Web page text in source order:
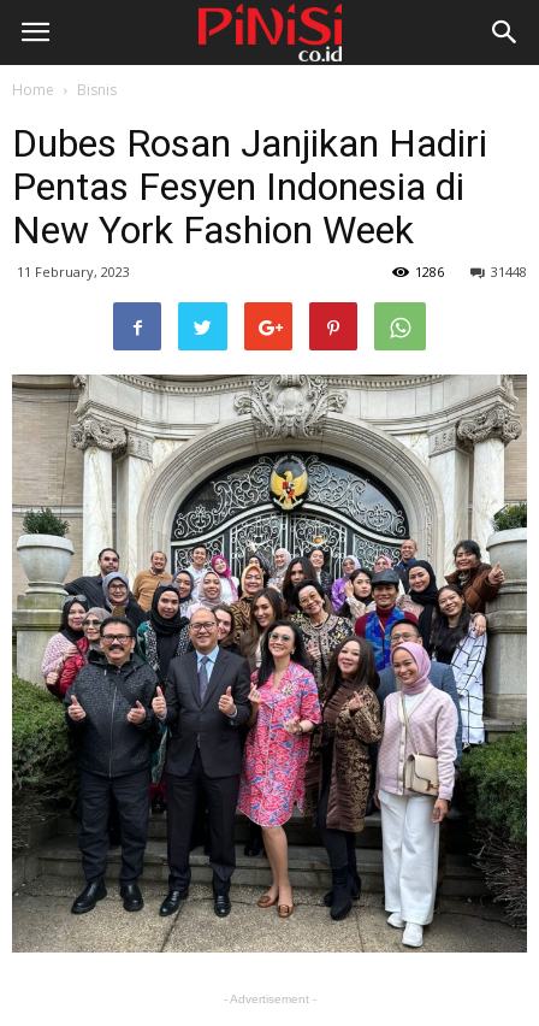
Home Bisnis
Dubes Rosan Janjikan Hadiri
Pentas Fesyen Indonesia di
New York Fashion Week
11 February, 2023 31448
1286
- Advertisement -